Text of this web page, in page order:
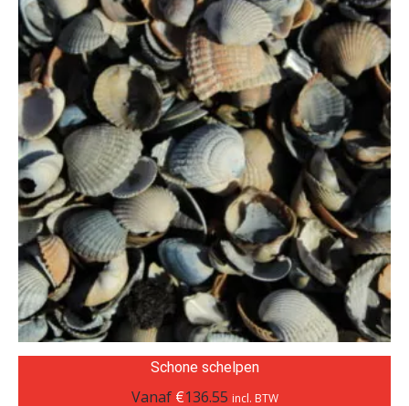
Schone schelpen
Vanaf €136.55 incl. BTW